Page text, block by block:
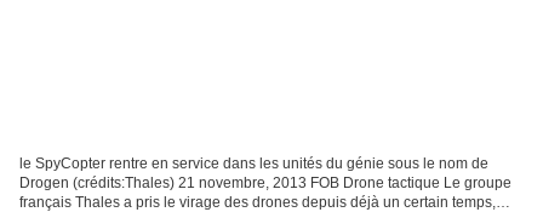
le SpyCopter rentre en service dans les unités du génie sous le nom de
Drogen (crédits:Thales) 21 novembre, 2013 FOB Drone tactique Le groupe
français Thales a pris le virage des drones depuis déjà un certain temps,